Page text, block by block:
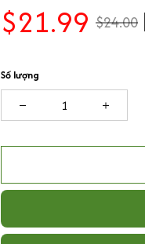
$21.99 $24.00
Số lượng